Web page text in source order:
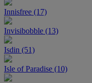
Innisfree (17)
Invisibobble (13)
Isdin (51)
Isle of Paradise (10)